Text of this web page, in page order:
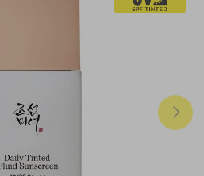
cu reglementarile
pielea moderna.